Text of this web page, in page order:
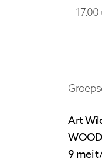
=
Art
9 mei